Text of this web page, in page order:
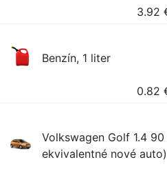
3.92
Benzín, 1 liter
0.82
Volkswagen Golf 1.4
ekvivalentné nové auto)